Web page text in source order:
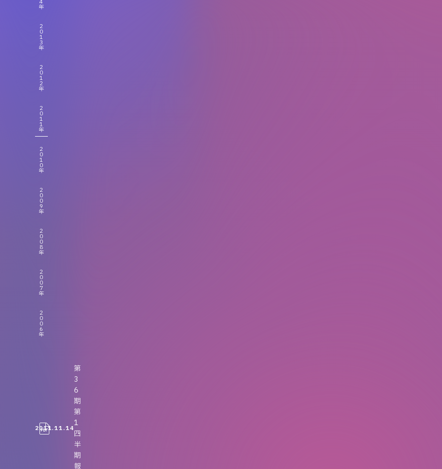
年
2
0
1
3
年
2
0
1
2
年
2
0
1
1
年
2
0
1
0
年
2
0
0
9
年
2
0
0
8
年
2
0
0
7
年
2
0
0
6
年
2011.11.14
第
3
6
期
第
1
四
半
期
報